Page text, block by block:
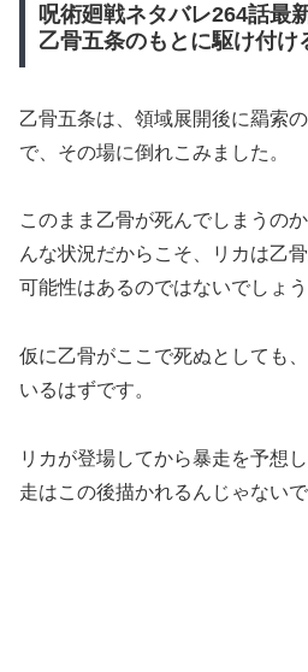
呪術廻戦ネタバレ264話最
乙骨五条のもとに駆け付け
乙骨五条は、領域展開後に羂索
で、その場に倒れこみました。
このまま乙骨が死んでしまうの
んな状況だからこそ、リカは乙
可能性はあるのではないでしょう
仮に乙骨がここで死ぬとしても
いるはずです。
リカが登場してから暴走を予想
走はこの後描かれるんじゃないで